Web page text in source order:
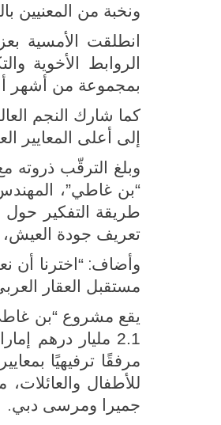
ونخبة من المعنيين
انطلقت الأمسية
الروابط الأخوية
بمجموعة من أشهر
كما شارك النجم
إلى أعلى المعايير
وبلغ الترقّب
“بن غاطي”،
طريقة التفكير حول
تعريف جودة العيش،
وأضاف: “اخترنا
مستقبل العقار
يقع مشروع “بن
2.1 مليار درهم إماراتي، يضمان
مرفقًا ترفيهيًا
للأطفال
جميرا ومرسى دبي.